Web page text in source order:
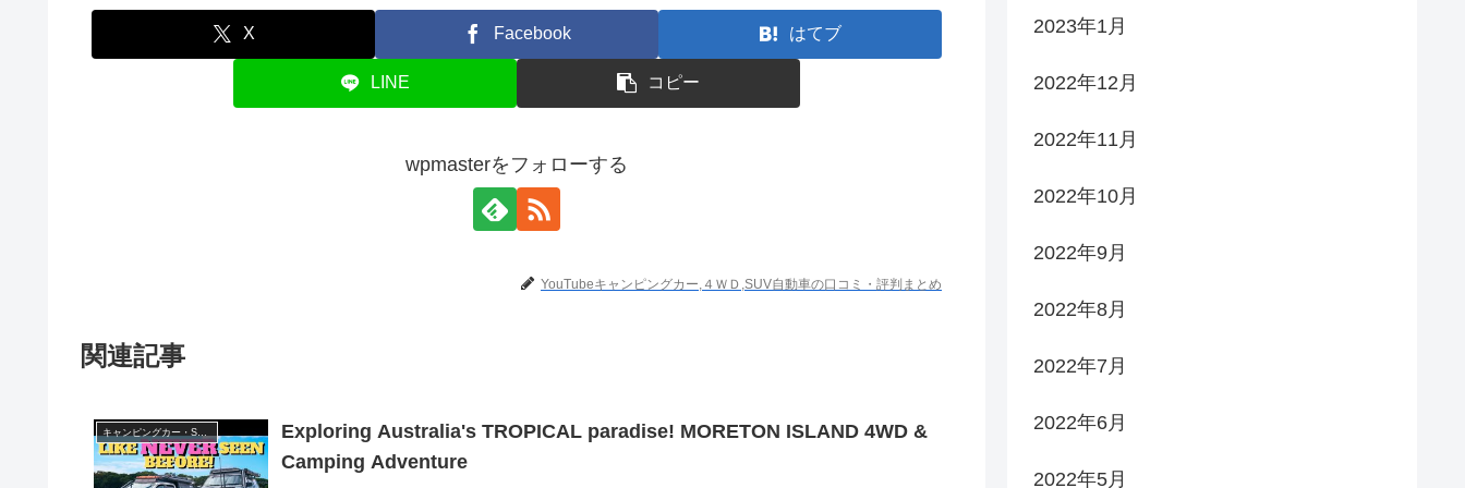
X Facebook はてブ
LINE コピー
wpmasterをフォローする
YouTubeキャンピングカー,４ＷＤ,SUV自動車の口コミ・評判まとめ
関連記事
キャンピングカー・SUV人気車種
Exploring Australia's TROPICAL paradise! MORETON ISLAND 4WD &
Camping Adventure
2023年1月
2022年12月
2022年11月
2022年10月
2022年9月
2022年8月
2022年7月
2022年6月
2022年5月